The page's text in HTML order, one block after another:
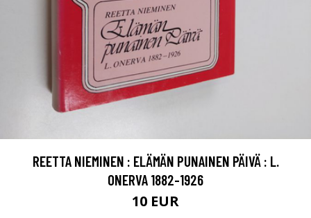
REETTA NIEMINEN : ELÄMÄN PUNAINEN PÄIVÄ : L.
ONERVA 1882-1926
10 EUR